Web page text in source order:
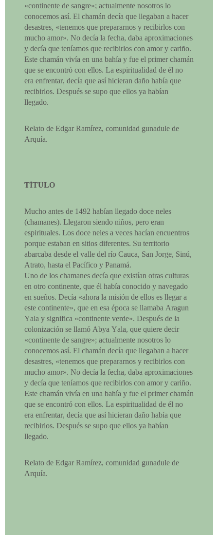
«continente de sangre»; actualmente nosotros lo
conocemos así. El chamán decía que llegaban a hacer
desastres, «tenemos que prepararnos y recibirlos con
mucho amor». No decía la fecha, daba aproximaciones
y decía que teníamos que recibirlos con amor y cariño.
Este chamán vivía en una bahía y fue el primer chamán
que se encontró con ellos. La espiritualidad de él no
era enfrentar, decía que así hicieran daño había que
recibirlos. Después se supo que ellos ya habían
llegado.
Relato de Edgar Ramírez, comunidad gunadule de
Arquía.
TÍTULO
Mucho antes de 1492 habían llegado doce neles
(chamanes). Llegaron siendo niños, pero eran
espirituales. Los doce neles a veces hacían encuentros
porque estaban en sitios diferentes. Su territorio
abarcaba desde el valle del río Cauca, San Jorge, Sinú,
Atrato, hasta el Pacífico y Panamá.
Uno de los chamanes decía que existían otras culturas
en otro continente, que él había conocido y navegado
en sueños. Decía «ahora la misión de ellos es llegar a
este continente», que en esa época se llamaba Aragun
Yala y significa «continente verde». Después de la
colonización se llamó Abya Yala, que quiere decir
«continente de sangre»; actualmente nosotros lo
conocemos así. El chamán decía que llegaban a hacer
desastres, «tenemos que prepararnos y recibirlos con
mucho amor». No decía la fecha, daba aproximaciones
y decía que teníamos que recibirlos con amor y cariño.
Este chamán vivía en una bahía y fue el primer chamán
que se encontró con ellos. La espiritualidad de él no
era enfrentar, decía que así hicieran daño había que
recibirlos. Después se supo que ellos ya habían
llegado.
Relato de Edgar Ramírez, comunidad gunadule de
Arquía.